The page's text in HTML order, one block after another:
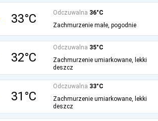
33°C Odczuwalna 36°C
Zachmurzenie małe, pogodnie
32°C
Odczuwalna 35°C
Zachmurzenie umiarkowane, lekki
deszcz
31°C
Odczuwalna 33°C
Zachmurzenie umiarkowane, lekki
deszcz